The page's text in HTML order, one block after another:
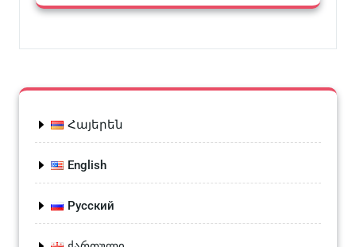
Հայերեն
English
Русский